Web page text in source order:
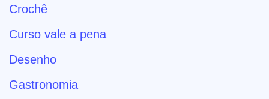
Crochê
Curso vale a pena
Desenho
Gastronomia